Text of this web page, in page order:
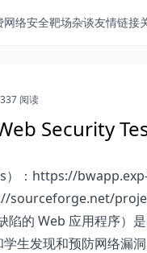
网络安全靶场杂谈友情链接
337 阅读
Security
： https://
sourceforge.net/
陷的 Web 应用程序）
生发现和预防网络漏